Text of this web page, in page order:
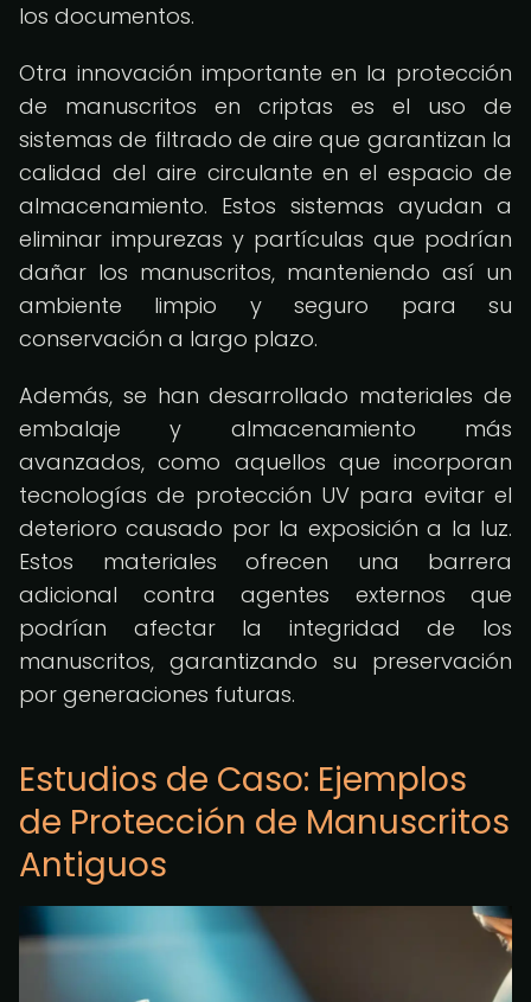
los documentos.
Otra innovación importante en la protección
de manuscritos en criptas es el uso de
sistemas de filtrado de aire que garantizan la
calidad del aire circulante en el espacio de
almacenamiento. Estos sistemas ayudan a
eliminar impurezas y partículas que podrían
dañar los manuscritos, manteniendo así un
ambiente limpio y seguro para su
conservación a largo plazo.
Además, se han desarrollado materiales de
embalaje y almacenamiento más
avanzados, como aquellos que incorporan
tecnologías de protección UV para evitar el
deterioro causado por la exposición a la luz.
Estos materiales ofrecen una barrera
adicional contra agentes externos que
podrían afectar la integridad de los
manuscritos, garantizando su preservación
por generaciones futuras.
Estudios de Caso: Ejemplos
de Protección de Manuscritos
Antiguos